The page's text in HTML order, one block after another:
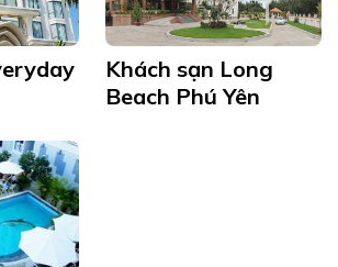
Khách sạn Long
Beach Phú Yên